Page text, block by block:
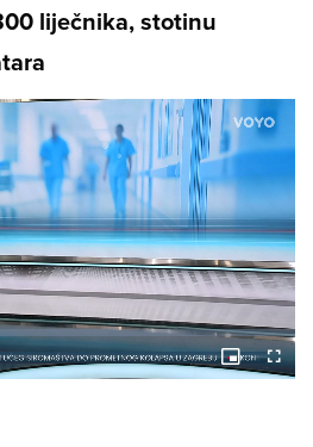
liječnika, stotinu